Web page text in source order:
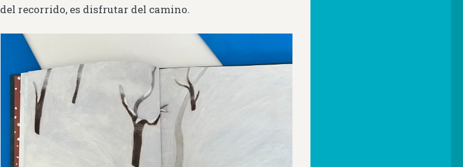
del recorrido, es disfrutar del camino.